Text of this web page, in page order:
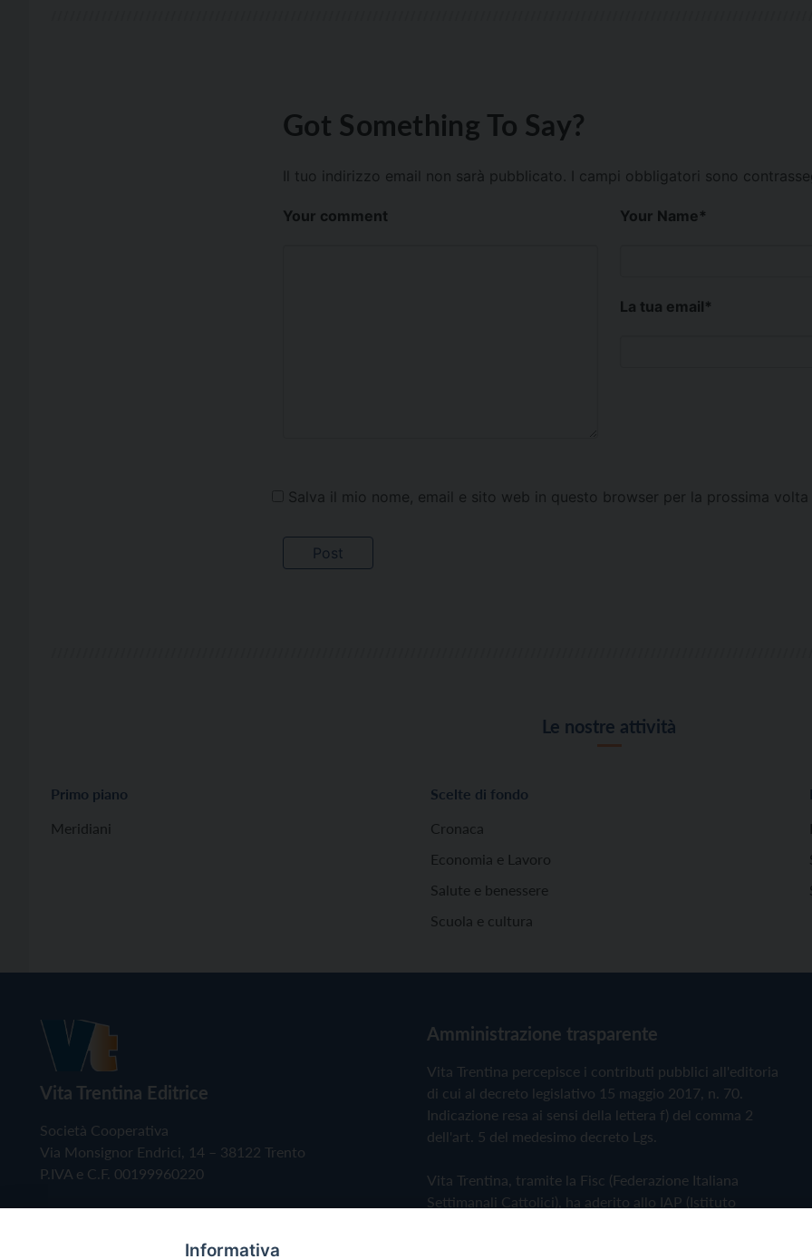
Got Something To Say?
Il tuo indirizzo email non sarà pubblicato. I campi obbligatori sono
Your comment Your Name*
La tua email*
Salva il mio nome, email e sito web in questo browser per la prossima
Le nostre attività
Primo piano
Meridiani
Scelte di fondo
Cronaca
Economia e Lavoro
Salute e benessere
Scuola e cultura
Vita Trentina Editrice
Società Cooperativa
Via Monsignor Endrici, 14 – 38122 Trento
P.IVA e C.F. 00199960220
Amministrazione trasparente
Vita Trentina percepisce i contributi pubblici all'editoria
di cui al decreto legislativo 15 maggio 2017, n. 70.
Indicazione resa ai sensi della lettera f) del comma 2
dell'art. 5 del medesimo decreto Lgs.
Vita Trentina, tramite la Fisc (Federazione Italiana
Settimanali Cattolici), ha aderito allo IAP (Istituto
Informativa